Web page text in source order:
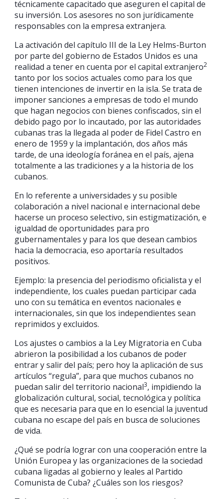
técnicamente capacitado que aseguren el capital de
su inversión. Los asesores no son jurídicamente
responsables con la empresa extranjera.
La activación del capítulo III de la Ley Helms-Burton
por parte del gobierno de Estados Unidos es una
realidad a tener en cuenta por el capital extranjero2
tanto por los socios actuales como para los que
tienen intenciones de invertir en la isla. Se trata de
imponer sanciones a empresas de todo el mundo
que hagan negocios con bienes confiscados, sin el
debido pago por lo incautado, por las autoridades
cubanas tras la llegada al poder de Fidel Castro en
enero de 1959 y la implantación, dos años más
tarde, de una ideología foránea en el país, ajena
totalmente a las tradiciones y a la historia de los
cubanos.
En lo referente a universidades y su posible
colaboración a nivel nacional e internacional debe
hacerse un proceso selectivo, sin estigmatización, e
igualdad de oportunidades para pro
gubernamentales y para los que desean cambios
hacia la democracia, eso aportaría resultados
positivos.
Ejemplo: la presencia del periodismo oficialista y el
independiente, los cuales puedan participar cada
uno con su temática en eventos nacionales e
internacionales, sin que los independientes sean
reprimidos y excluidos.
Los ajustes o cambios a la Ley Migratoria en Cuba
abrieron la posibilidad a los cubanos de poder
entrar y salir del país; pero hoy la aplicación de sus
artículos “regula”, para que muchos cubanos no
puedan salir del territorio nacional3, impidiendo la
globalización cultural, social, tecnológica y política
que es necesaria para que en lo esencial la juventud
cubana no escape del país en busca de soluciones
de vida.
¿Qué se podría lograr con una cooperación entre la
Unión Europea y las organizaciones de la sociedad
cubana ligadas al gobierno y leales al Partido
Comunista de Cuba? ¿Cuáles son los riesgos?